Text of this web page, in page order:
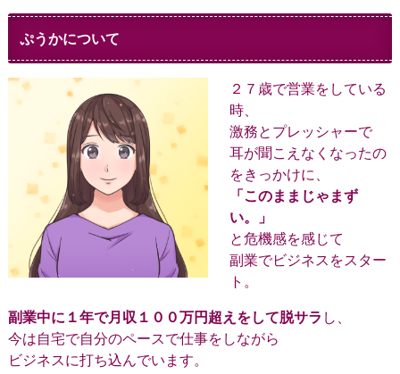
ぷうかについて
２７歳で営業をしている
時、
激務とプレッシャーで
耳が聞こえなくなったの
をきっかけに、
「このままじゃまず
い。」
と危機感を感じて
副業でビジネスをスター
ト。
副業中に１年で月収１００万円超えをして脱サラ し、
今は自宅で自分のペースで仕事をしながら
ビジネスに打ち込んでいます。